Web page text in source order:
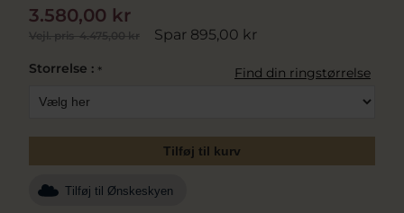
Vejl. pris4.475,00 kr Spar 895,00 kr
3.580,00 kr
Storrelse : * Find din ringstørrelse
Tilføj til kurv
Tilføj til Ønskeskyen